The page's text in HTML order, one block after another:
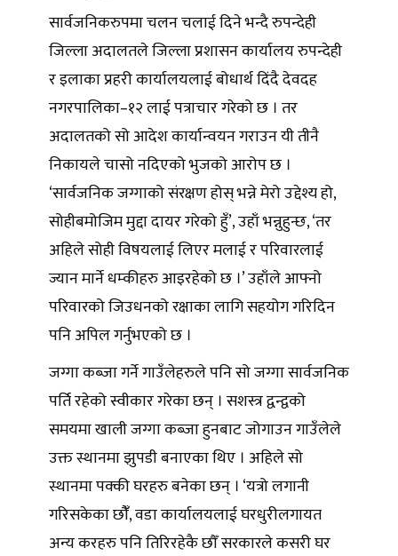
सार्वजनिकरुपमा चलन चलाई दिने भन्दै रुपन्देही
जिल्ला अदालतले जिल्ला प्रशासन कार्यालय रुपन्देही
र इलाका प्रहरी कार्यालयलाई बोधार्थ दिंदै देवदह
नगरपालिका–१२ लाई पत्राचार गरेको छ । तर
अदालतको सो आदेश कार्यान्वयन गराउन यी तीनै
निकायले चासो नदिएको भुजको आरोप छ ।
‘सार्वजनिक जग्गाको संरक्षण होस् भन्ने मेरो उद्देश्य हो,
सोहीबमोजिम मुद्दा दायर गरेको हुँ’, उहाँ भन्नुहुन्छ, ‘तर
अहिले सोही विषयलाई लिएर मलाई र परिवारलाई
ज्यान मार्ने धम्कीहरु आइरहेको छ ।’ उहाँले आफ्नो
परिवारको जिउधनको रक्षाका लागि सहयोग गरिदिन
पनि अपिल गर्नुभएको छ ।
जग्गा कब्जा गर्ने गाउँलेहरुले पनि सो जग्गा सार्वजनिक
पर्ति रहेको स्वीकार गरेका छन् । सशस्त्र द्वन्द्वको
समयमा खाली जग्गा कब्जा हुनबाट जोगाउन गाउँलेले
उक्त स्थानमा झुपडी बनाएका थिए । अहिले सो
स्थानमा पक्की घरहरु बनेका छन् । ‘यत्रो लगानी
गरिसकेका छौंँ, वडा कार्यालयलाई घरधुरीलगायत
अन्य करहरु पनि तिरिरहेकै छौँ सरकारले कसरी घर